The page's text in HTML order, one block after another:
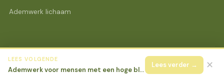
Ademwerk lichaam
© 2026 Lotus Beurs Online Alle rechten voorbehouden.
LEES VOLGENDE
Ademwerk voor mensen met een hoge bloeddruk: veilige technieken
Lees verder → ✕